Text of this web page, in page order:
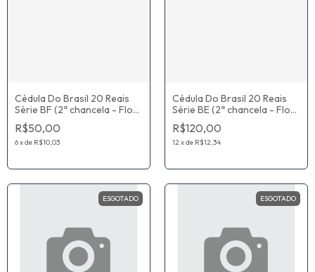
Cédula Do Brasil 20 Reais
Série BF (2ª chancela - Flor
De Estampa) Guido Mantega
/ Alexandre Antonio Tombini
R$50,00
6xde R$10,03
Cédula Do Brasil 20 Reais
Série BE (2ª chancela - Flor
De Estampa) Guido Mantega
/ Alexandre Antonio Tombini
R$120,00
12 xde R$12,34
ESGOTADO ESGOTADO